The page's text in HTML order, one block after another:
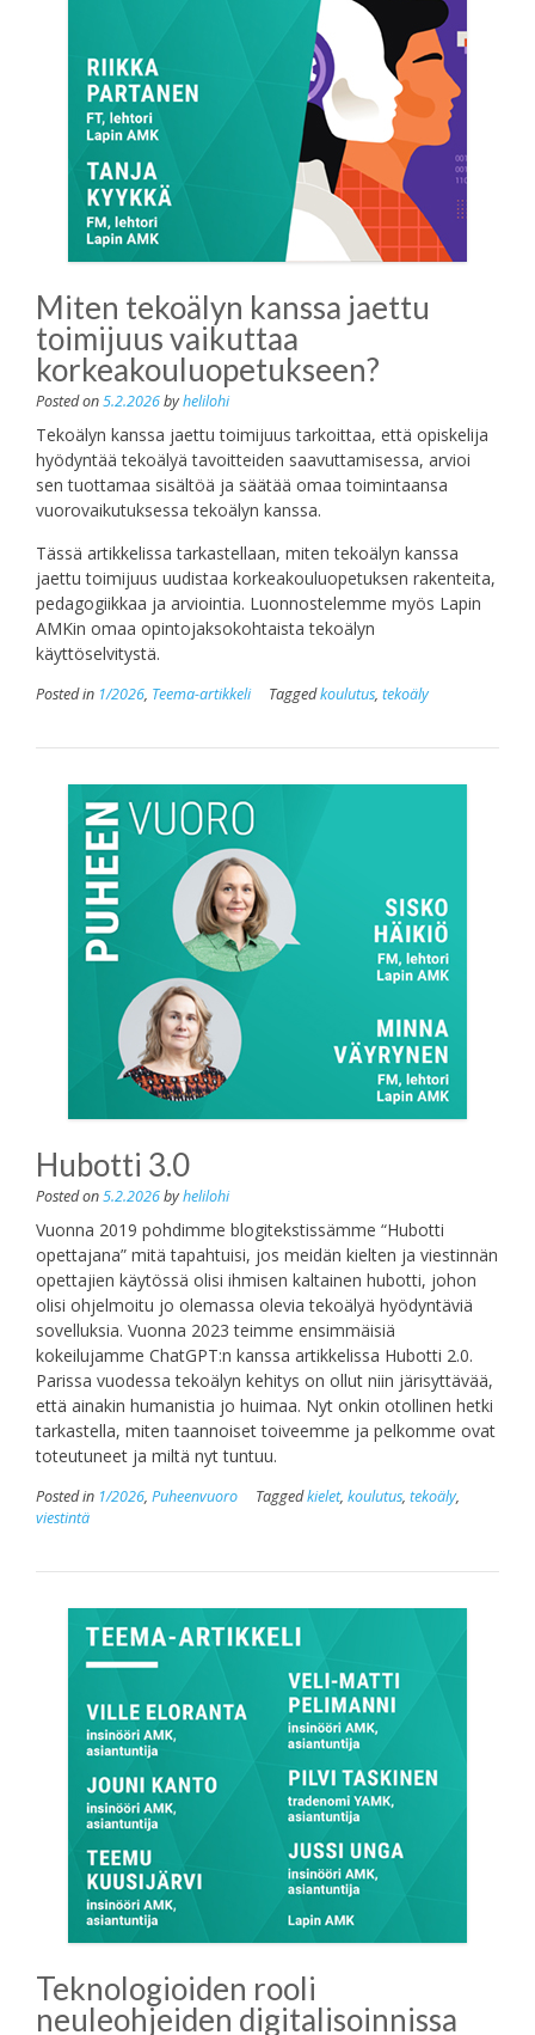
Miten tekoälyn kanssa jaettu
toimijuus vaikuttaa
korkeakouluopetukseen?
Posted on5.2.2026byhelilohi
Tekoälyn kanssa jaettu toimijuus tarkoittaa, että opiskelija
hyödyntää tekoälyä tavoitteiden saavuttamisessa, arvioi
sen tuottamaa sisältöä ja säätää omaa toimintaansa
vuorovaikutuksessa tekoälyn kanssa.
Tässä artikkelissa tarkastellaan, miten tekoälyn kanssa
jaettu toimijuus uudistaa korkeakouluopetuksen rakenteita,
pedagogiikkaa ja arviointia. Luonnostelemme myös Lapin
AMKin omaa opintojaksokohtaista tekoälyn
käyttöselvitystä.
Posted in 1/2026, Teema-artikkeli Taggedkoulutus, tekoäly
Hubotti 3.0
Posted on5.2.2026byhelilohi
Vuonna 2019 pohdimme blogitekstissämme “Hubotti
opettajana” mitä tapahtuisi, jos meidän kielten ja viestinnän
opettajien käytössä olisi ihmisen kaltainen hubotti, johon
olisi ohjelmoitu jo olemassa olevia tekoälyä hyödyntäviä
sovelluksia. Vuonna 2023 teimme ensimmäisiä
kokeilujamme ChatGPT:n kanssa artikkelissa Hubotti 2.0.
Parissa vuodessa tekoälyn kehitys on ollut niin järisyttävää,
että ainakin humanistia jo huimaa. Nyt onkin otollinen hetki
tarkastella, miten taannoiset toiveemme ja pelkomme ovat
toteutuneet ja miltä nyt tuntuu.
Posted in 1/2026, Puheenvuoro Taggedkielet, koulutus, tekoäly,
viestintä
Teknologioiden rooli
neuleohjeiden digitalisoinnissa